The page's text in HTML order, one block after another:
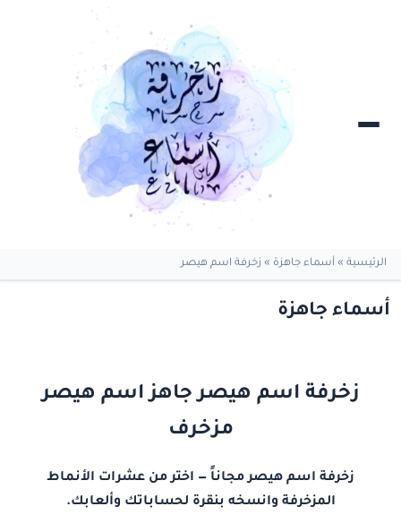
الرئيسية » أسماء جاهزة » زخرفة اسم هيصر
أسماء جاهزة
زخرفة اسم هيصر جاهز اسم هيصر
مزخرف
زخرفة اسم هيصر مجاناً — اختر من عشرات الأنماط
المزخرفة وانسخه بنقرة لحساباتك وألعابك.